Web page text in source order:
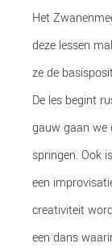
Het
deze lessen
ze de
De les begint
gauw gaan we
springen. Ook
een
creativiteit
een dans